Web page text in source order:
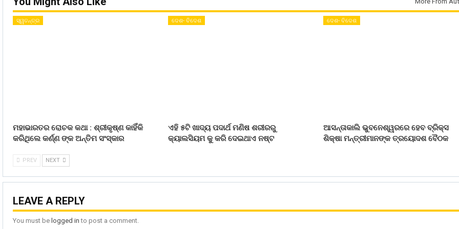
ସ୍ୱତନ୍ତ୍ର
ମହାଭାରତର ରୋଚକ କଥା : ଶ୍ରୀକୃଷ୍ଣ କାହିଁକି
କରିଥିଲେ କର୍ଣ୍ଣ ଙ୍କ ଅନ୍ତିମ ସଂସ୍କାର
ଦେଶ- ବିଦେଶ
ଏହି ୫ଟି ଖାଦ୍ୟ ପଦାର୍ଥ ମଣିଷ ଶରୀରରୁ
କ୍ୟାଲସିୟମ କୁ କରି ଦେଇଥାଏ ନଷ୍ଟ
ଦେଶ- ବିଦେଶ
ଆସନ୍ତାକାଲି ଭୁବନେଶ୍ୱରରେ ହେବ ବ୍ରିକ୍ସ
ଶିକ୍ଷା ମନ୍ତ୍ରୀମାନଙ୍କ ତ୍ରୟୋଦଶ ବୈଠକ
PREV NEXT
LEAVE A REPLY
You must be logged in to post a comment.